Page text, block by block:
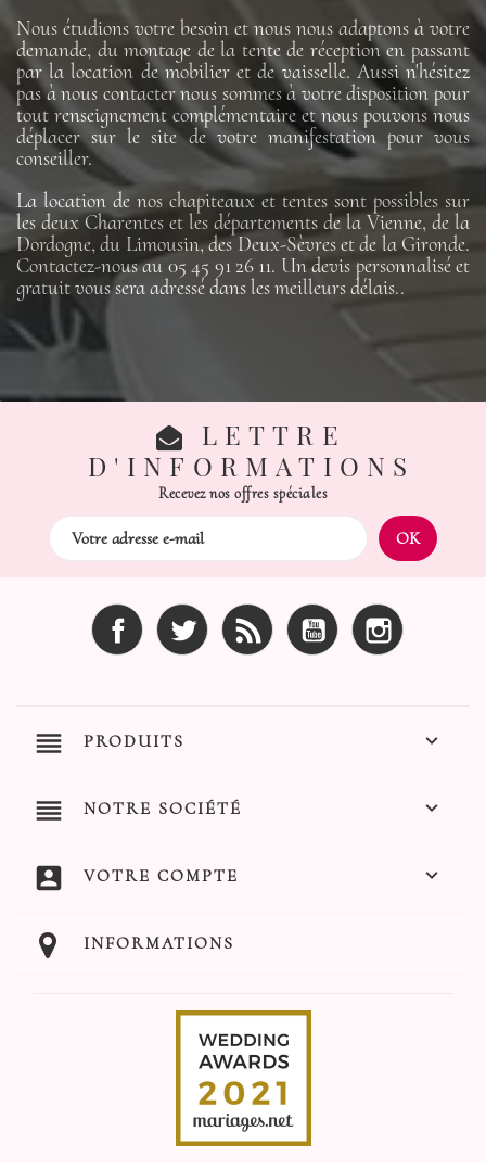
Nous étudions votre besoin et nous nous adaptons à votre
demande, du montage de la tente de réception en passant
par la location de mobilier et de vaisselle. Aussi n'hésitez
pas à nous contacter nous sommes à votre disposition pour
tout renseignement complémentaire et nous pouvons nous
déplacer sur le site de votre manifestation pour vous
conseiller.
La location de nos chapiteaux et tentes sont possibles sur
les deux Charentes et les départements de la Vienne, de la
Dordogne, du Limousin, des Deux-Sèvres et de la Gironde.
Contactez-nous au 05 45 91 26 11. Un devis personnalisé et
gratuit vous sera adressé dans les meilleurs délais..
LETTRE
D'INFORMATIONS
Recevez nos offres spéciales
Facebook Twitter Rss YouTube
reorder PRODUITS 
reorder NOTRE SOCIÉTÉ 
account_box VOTRE COMPTE 
INFORMATIONS